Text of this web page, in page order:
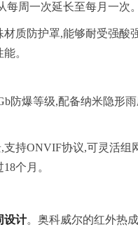
周一次延长至每月一次。
材质防护罩,能够耐受强酸
。
防爆等级,配备纳米隐形
持ONVIF协议,可灵活
个月。
设计。奥科威尔的红外热